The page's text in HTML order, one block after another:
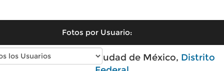
Fotos por Usuario:
Fotos antiguas de Ciudad de México, Distrito